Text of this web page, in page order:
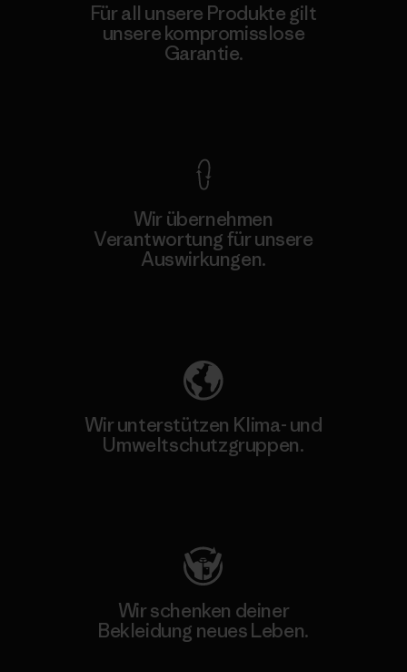
Für all unsere Produkte gilt
unsere kompromisslose
Garantie.
Wir übernehmen
Verantwortung für unsere
Auswirkungen.
Wir unterstützen Klima- und
Umweltschutzgruppen.
Wir schenken deiner
Bekleidung neues Leben.